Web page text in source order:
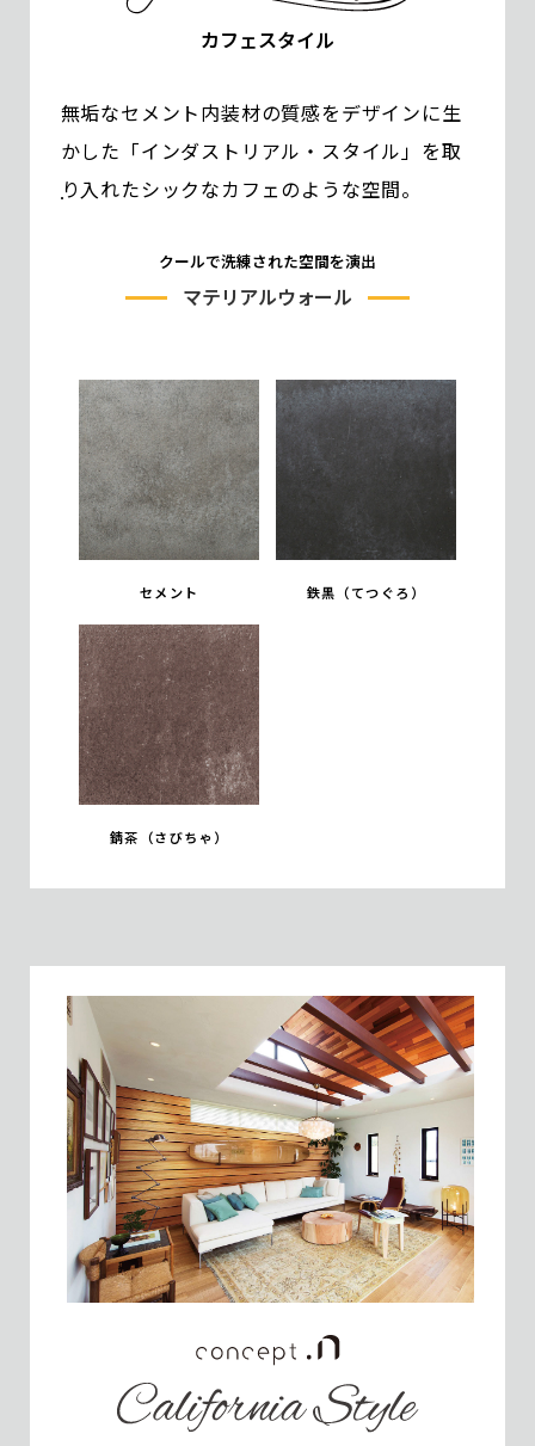
カフェスタイル
無垢なセメント内装材の質感をデザインに生
かした「インダストリアル・スタイル」を取
り入れたシックなカフェのような空間。
クールで洗練された空間を演出
マテリアルウォール
セメント 鉄黒（てつぐろ）
錆茶（さびちゃ）